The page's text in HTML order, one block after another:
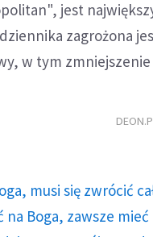
jest
zagrożona
w tym zmniejszenie
musi się zwrócić
Boga, zawsze